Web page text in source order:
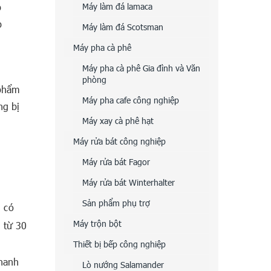
bị
có
từ 30
Máy làm đá lamaca
Máy làm đá Scotsman
Máy pha cà phê
Máy pha cà phê Gia đình và Văn
phòng
Máy pha cafe công nghiệp
Máy xay cà phê hạt
Máy rửa bát công nghiệp
Máy rửa bát Fagor
Máy rửa bát Winterhalter
Sản phẩm phụ trợ
Máy trộn bột
Thiết bị bếp công nghiệp
Lò nướng Salamander